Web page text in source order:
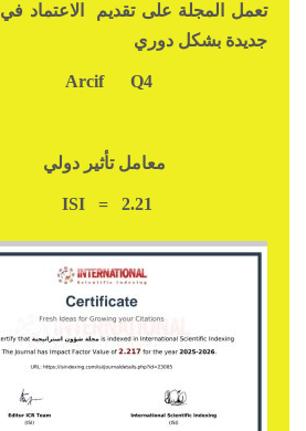
تعمل المجلة على تقديم الاعتماد
جديدة بشكل دوري
Q4
معامل تأثير دولي